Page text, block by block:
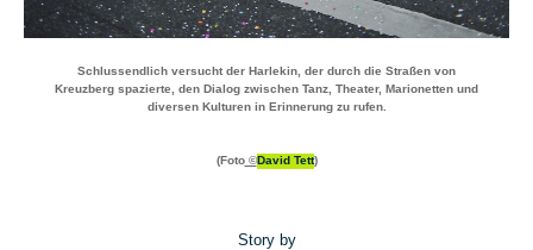
Schlussendlich versucht der Harlekin, der durch die Straßen von
Kreuzberg spazierte, den Dialog zwischen Tanz, Theater, Marionetten und
diversen Kulturen in Erinnerung zu rufen.
(Foto©David Tett)
Story by